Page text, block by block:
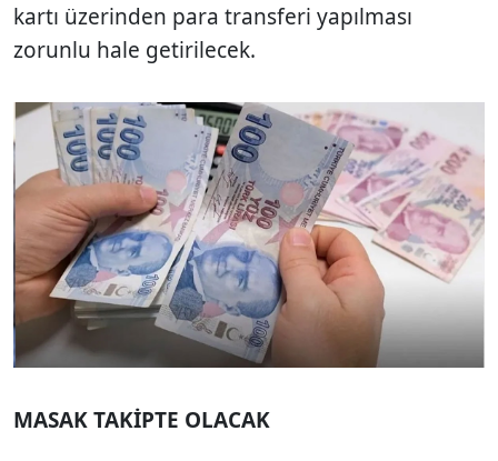
kartı üzerinden para transferi yapılması
zorunlu hale getirilecek.
MASAK TAKİPTE OLACAK